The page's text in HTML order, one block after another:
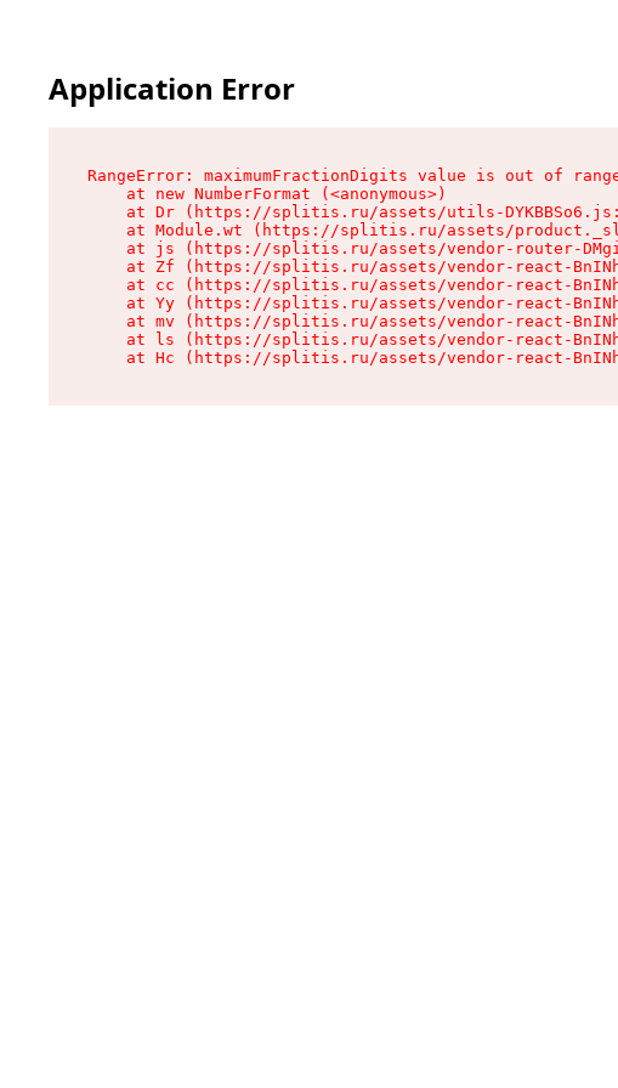
Application Error
RangeError: maximumFractionDigits value is out of
    at new NumberFormat (<anonymous>)
at Dr (https://splitis.ru/assets/utils-
at Module.wt (https://splitis.ru/assets/
at js (https://splitis.ru/assets/vendor-router-
at Zf (https://splitis.ru/assets/vendor-react-
at cc (https://splitis.ru/assets/vendor-react-
at Yy (https://splitis.ru/assets/vendor-react-
at mv (https://splitis.ru/assets/vendor-react-
at ls (https://splitis.ru/assets/vendor-react-
at Hc (https://splitis.ru/assets/vendor-react-